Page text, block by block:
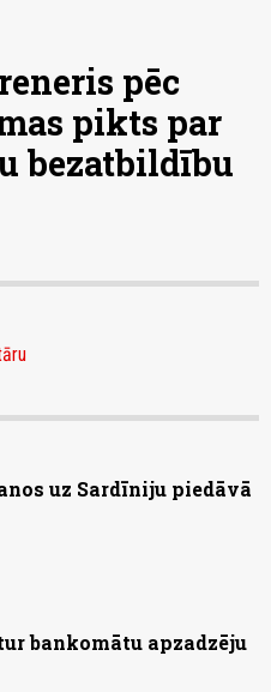
pēc
pikts par
bezatbildību
uz Sardīniju piedāvā
bankomātu apzadzēju